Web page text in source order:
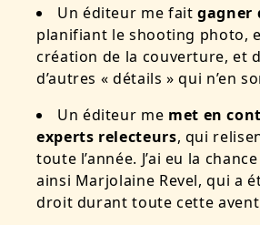
Un éditeur me faitgagner
planifiant le shooting photo,
création de la couverture, et
d’autres « détails » qui n’en
Un éditeur me met en
experts relecteurs, qui
toute l’année. J’ai eu la
ainsi Marjolaine Revel, qui a
droit durant toute cette